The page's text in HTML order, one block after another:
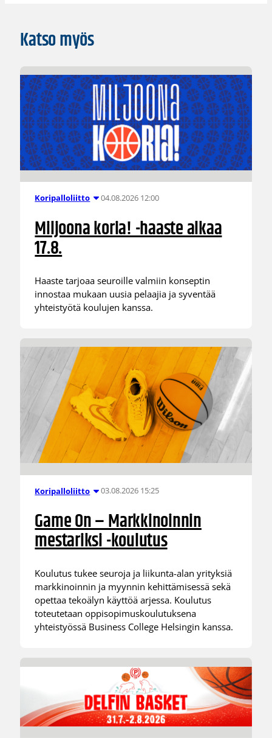
Katso myös
Koripalloliitto 04.08.2026 12:00
Miljoona koria! -haaste alkaa
17.8.
Haaste tarjoaa seuroille valmiin konseptin
innostaa mukaan uusia pelaajia ja syventää
yhteistyötä koulujen kanssa.
Koripalloliitto 03.08.2026 15:25
Game On – Markkinoinnin
mestariksi -koulutus
Koulutus tukee seuroja ja liikunta-alan yrityksiä
markkinoinnin ja myynnin kehittämisessä sekä
opettaa tekoälyn käyttöä arjessa. Koulutus
toteutetaan oppisopimuskoulutuksena
yhteistyössä Business College Helsingin kanssa.